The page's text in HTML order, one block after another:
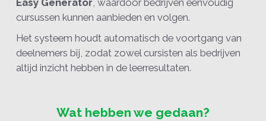
Easy Generator, waardoor bedrijven eenvoudig
cursussen kunnen aanbieden en volgen.
Het systeem houdt automatisch de voortgang van
deelnemers bij, zodat zowel cursisten als bedrijven
altijd inzicht hebben in de leerresultaten.
Wat hebben we gedaan?